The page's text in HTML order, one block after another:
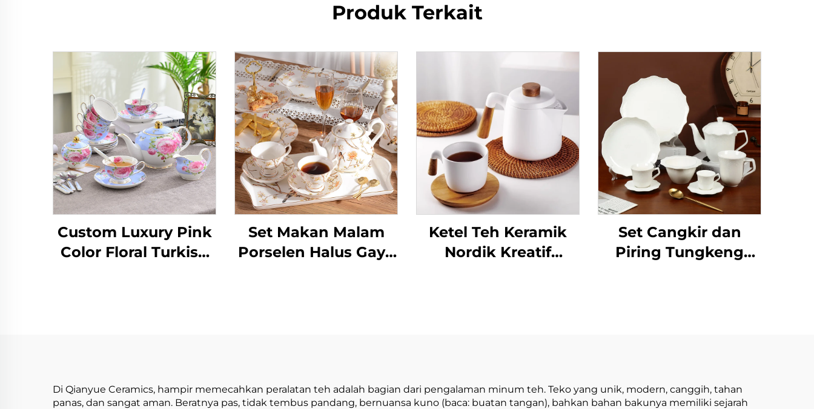
Produk Terkait
Custom Luxury Pink
Color Floral Turkish
Set Makan Malam
Porselen Halus Gaya
Ketel Teh Keramik
Nordik Kreatif
Set Cangkir dan
Piring Tungkeng
Di Qianyue Ceramics, hampir memecahkan peralatan teh adalah bagian dari pengalaman minum teh. Teko yang unik, modern, canggih, tahan
panas, dan sangat aman. Beratnya pas, tidak tembus pandang, bernuansa kuno (baca: buatan tangan), bahkan bahan bakunya memiliki sejarah